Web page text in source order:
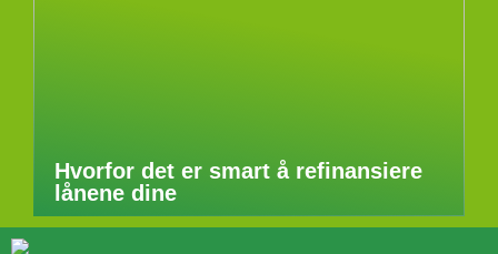
Hvorfor det er smart å refinansiere
lånene dine